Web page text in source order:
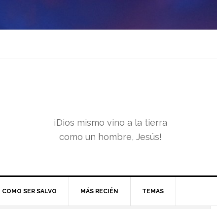
¡Dios mismo vino a la tierra
como un hombre, Jesús!
COMO SER SALVO MÁS RECIÉN TEMAS